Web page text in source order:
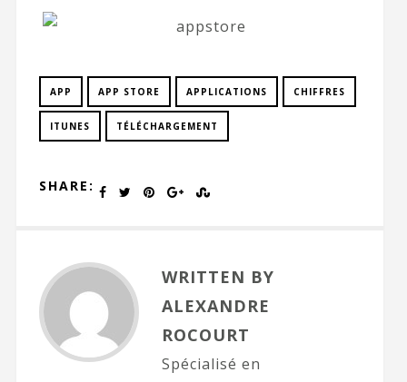
APP APP STORE APPLICATIONS CHIFFRES
ITUNES TÉLÉCHARGEMENT
SHARE:
WRITTEN BY
ALEXANDRE
ROCOURT
Spécialisé en